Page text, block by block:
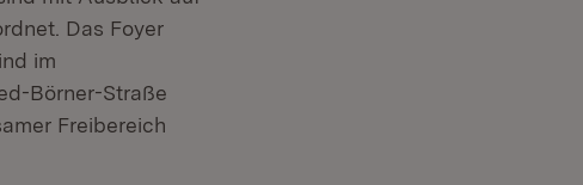
Das Foyer
im
Börner-Straße
Freibereich